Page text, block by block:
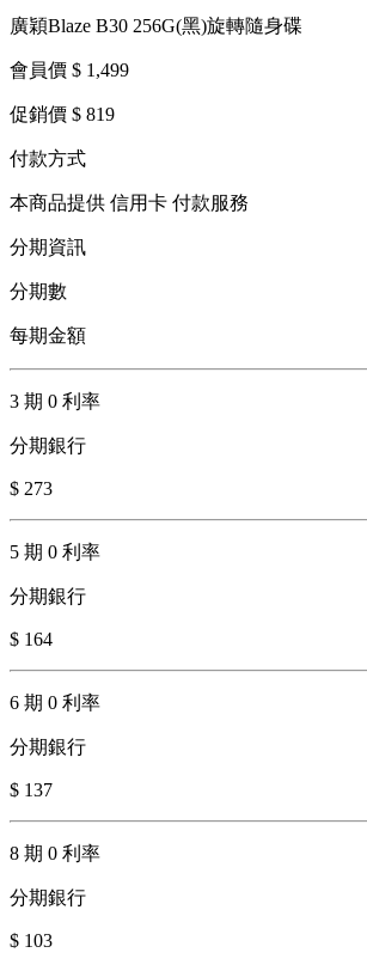
廣穎Blaze B30 256G(黑)旋轉隨身碟
會員價 $ 1,499
促銷價 $ 819
付款方式
本商品提供 信用卡 付款服務
分期資訊
分期數
每期金額
3 期 0 利率
分期銀行
$ 273
5 期 0 利率
分期銀行
$ 164
6 期 0 利率
分期銀行
$ 137
8 期 0 利率
分期銀行
$ 103